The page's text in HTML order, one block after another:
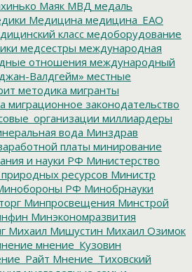
Маяк МВД медаль
Медицина медицина_ЕАО
класс медоборудование
медсестры международная
отношения международный
Валдгейм» местные
методика мигранты
миграционное законодательство
миллиардеры
вода Минздрав
платы минирование
и науки РФ Министерство
ресурсов Министр
РФ Минобрнауки
Минпросвещения Минстрой
Минэкономразвития
Михаил Мишустин Михаил Озимок
мнение_Кузовин
Мнение_Тиховский